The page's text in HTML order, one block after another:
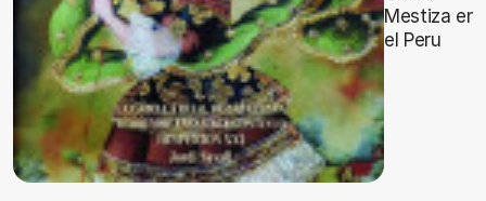
Mestiza en
el Peru